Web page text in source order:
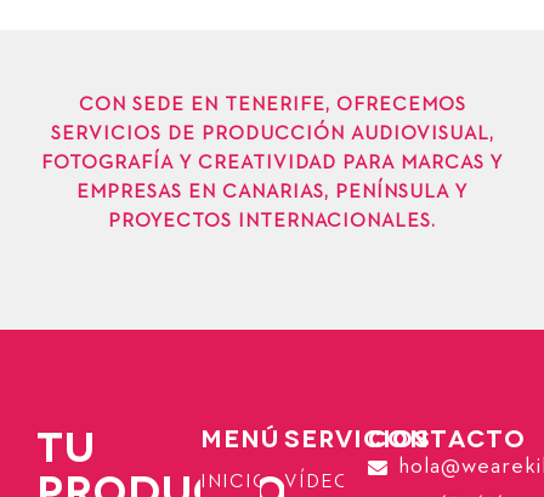
CON SEDE EN TENERIFE, OFRECEMOS
SERVICIOS DE PRODUCCIÓN AUDIOVISUAL,
FOTOGRAFÍA Y CREATIVIDAD PARA MARCAS Y
EMPRESAS EN CANARIAS, PENÍNSULA Y
PROYECTOS INTERNACIONALES.
TU
MENÚ
INICIO
SERVICIOS
VÍDEOS
CONTACTO